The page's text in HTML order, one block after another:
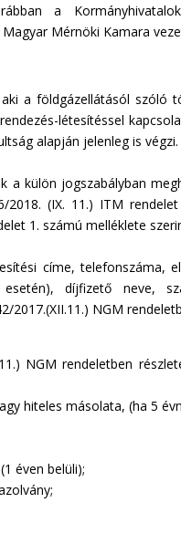
a
Mérnöki Kamara
a földgázellátásól szóló
létesítéssel
alapján jelenleg is végzi.
a külön jogszabályban
(IX. 11.) ITM
1. számú melléklete
címe, telefonszáma,
esetén), díjfizető neve,
NGM
NGM rendeletben
hiteles másolata, (ha 5
éven belüli);